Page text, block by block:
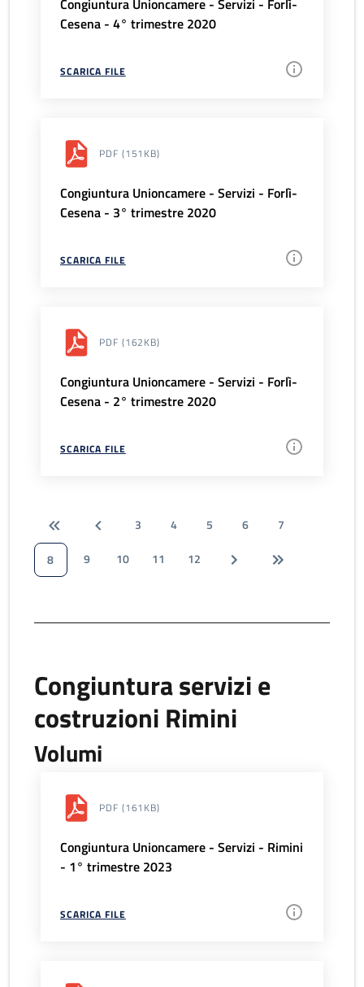
Congiuntura Unioncamere - Servizi - Forlì-
Cesena - 4° trimestre 2020
SCARICA FILE
PDF (151KB)
Congiuntura Unioncamere - Servizi - Forlì-
Cesena - 3° trimestre 2020
SCARICA FILE
PDF (162KB)
Congiuntura Unioncamere - Servizi - Forlì-
Cesena - 2° trimestre 2020
SCARICA FILE
3 4 5 6
7
8
9 10 11 12
Congiuntura servizi e
costruzioni Rimini
Volumi
PDF (161KB)
Congiuntura Unioncamere - Servizi - Rimini
- 1° trimestre 2023
SCARICA FILE